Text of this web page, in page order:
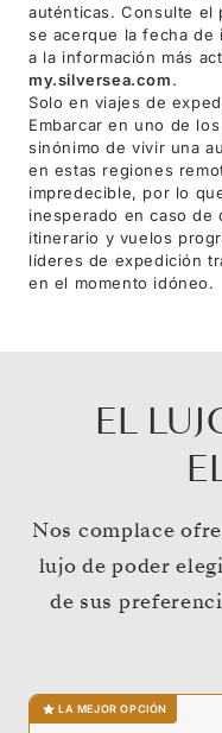
auténticas. Consulte el
se acerque la fecha de
a la información más
my.silversea.com.
Solo en viajes de
Embarcar en uno de
sinónimo de vivir una
en estas regiones
impredecible, por lo
inesperado en caso de
itinerario y vuelos
líderes de expedición
en el momento idóneo.
EL
Nos complace
lujo de poder
de sus
LA MEJOR OPCIÓN